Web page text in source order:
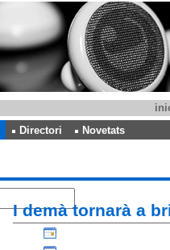
Directori Novetats
I demà tornarà a